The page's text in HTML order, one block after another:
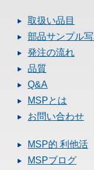
取扱い品目
部品サンプル
発注の流れ
品質
Q&A
MSPとは
お問い合わせ
MSP的 利他活
MSPブログ